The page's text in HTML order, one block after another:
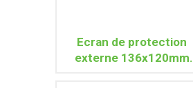
Ecran de protection
externe 136x120mm